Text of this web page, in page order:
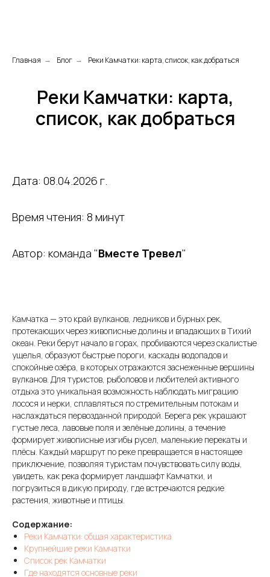
Главная → Блог → Реки Камчатки: карта, список, как добраться
Реки Камчатки: карта,
список, как добраться
Дата: 08.04.2026 г.
Время чтения: 8 минут
Автор: команда "Вместе Тревел"
Камчатка — это край вулканов, ледников и бурных рек,
протекающих через живописные долины и впадающих в Тихий
океан. Реки берут начало в горах, пробиваются через скалистые
ущелья, образуют быстрые пороги, каскады водопадов и
спокойные озёра, в которых отражаются заснеженные вершины
вулканов. Для туристов, рыболовов и любителей активного
отдыха это уникальная возможность наблюдать миграцию
лосося и нерки, сплавляться по стремительным потокам и
наслаждаться первозданной природой. Берега рек украшают
густые леса, лавовые поля и зелёные долины, а течение
формирует живописные изгибы русел, маленькие перекаты и
плёсы. Каждый маршрут по реке превращается в настоящее
приключение, позволяя туристам почувствовать силу воды,
увидеть, как река формирует ландшафт Камчатки, и
погрузиться в дикую природу, где встречаются редкие
растения, животные и птицы.
Содержание:
Реки Камчатки: общая характеристика
Крупнейшие реки Камчатки
Список рек Камчатки
Где находятся основные реки